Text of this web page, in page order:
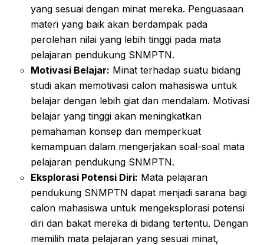
yang sesuai dengan minat mereka. Penguasaan
materi yang baik akan berdampak pada
perolehan nilai yang lebih tinggi pada mata
pelajaran pendukung SNMPTN.
Motivasi Belajar: Minat terhadap suatu bidang
studi akan memotivasi calon mahasiswa untuk
belajar dengan lebih giat dan mendalam. Motivasi
belajar yang tinggi akan meningkatkan
pemahaman konsep dan memperkuat
kemampuan dalam mengerjakan soal-soal mata
pelajaran pendukung SNMPTN.
Eksplorasi Potensi Diri: Mata pelajaran
pendukung SNMPTN dapat menjadi sarana bagi
calon mahasiswa untuk mengeksplorasi potensi
diri dan bakat mereka di bidang tertentu. Dengan
memilih mata pelajaran yang sesuai minat,